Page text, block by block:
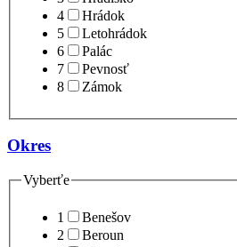
4
Hrádok
5
Letohrádok
6
Palác
7
Pevnosť
8
Zámok
Okres
Vyberťe
1
Benešov
2
Beroun